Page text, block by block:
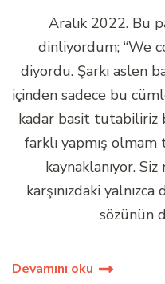
Aralık 2022. Bu
dinliyordum; “We
diyordu. Şarkı aslen
içinden sadece bu
kadar basit tutabiliriz
farklı yapmış
kaynaklanıyor.
karşınızdaki
sözünün
Devamını oku